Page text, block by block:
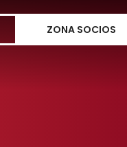
ZONA SOCIOS